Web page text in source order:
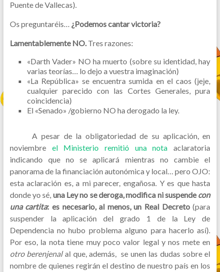
Puente de Vallecas).
Os preguntaréis… ¿Podemos cantar victoria?
Lamentablemente NO.Tres razones:
«Darth Vader» NO ha muerto (sobre su identidad, hay
varias teorías… lo dejo a vuestra imaginación)
«La República» se encuentra sumida en el caos (jeje,
cualquier parecido con las Cortes Generales, pura
coincidencia)
El «Senado» /gobierno NO ha derogado la ley.
A pesar de la obligatoriedad de su aplicación, en
noviembre el Ministerio remitió una notaaclaratoria
indicando que no se aplicará mientras no cambie el
panorama de la financiación autonómica y local… pero OJO:
esta aclaración es, a mi parecer, engañosa. Y es que hasta
donde yo sé, una Ley no se deroga, modifica ni suspendecon
una cartita: es necesario, al menos, un Real Decreto(para
suspender la aplicación del grado 1 de la Ley de
Dependencia no hubo problema alguno para hacerlo así).
Por eso, la nota tiene muy poco valor legal y nos mete en
otro berenjenalal que, además, se unen las dudas sobre el
nombre de quienes regirán el destino de nuestro país en los